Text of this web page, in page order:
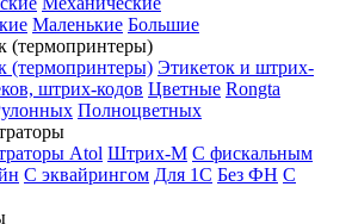
Маленькие Большие
(термопринтеры)
(термопринтеры) Этикеток и штрих-
штрих-кодов Цветные Rongta
Полноцветных
Atol Штрих-М С фискальным
С эквайрингом Для 1С Без ФН С